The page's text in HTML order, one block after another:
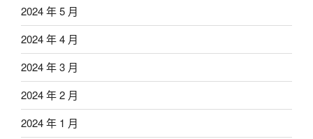
2024 年 5 月
2024 年 4 月
2024 年 3 月
2024 年 2 月
2024 年 1 月